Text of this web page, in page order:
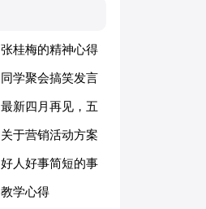
张桂梅的精神心得
体会
同学聚会搞笑发言
稿
最新四月再见，五
月你好语录座右铭
大全（通用60句）
关于营销活动方案
模板合集十篇
好人好事简短的事
迹材料
教学心得